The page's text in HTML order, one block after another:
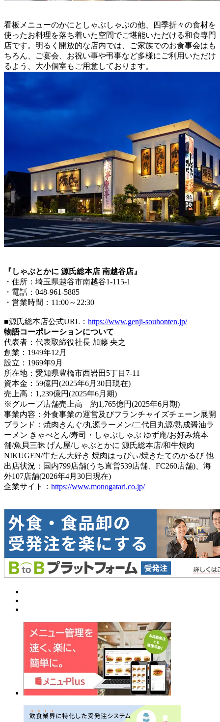
看板メニューのかにとしゃぶしゃぶの他、四季折々の食材を
使ったお料理を落ち着いた空間でご堪能いただける和食専門
店です。明るく開放的な店内では、ご家族でのお食事会はも
ちろん、ご宴会、お祝い事や弔事など多様にご利用いただけ
るよう、大小個室もご用意しております。
『しゃぶとかに 源氏総本店 南越谷店』
・住所：埼玉県越谷市南越谷1-115-1
・電話：048-961-5885
・営業時間：11:00～22:30
■源氏総本店公式URL： https://www.genji-souhonten.jp/
物語コーポレーションについて
代表者：代表取締役社長 加藤 央之
創業：1949年12月
設立：1969年9月
所在地：愛知県豊橋市西岩田5丁目7-11
資本金：59億円(2025年6月30日現在)
売上高：1,239億円(2025年6月期)
※グループ店舗売上高 約1,765億円(2025年6月期)
事業内容：外食事業の運営及びフランチャイズチェーン展開
ブランド：焼肉きんぐ/丸源ラーメン/二代目丸源/熟成醤油ラ
ーメン きゃべとん/寿司・しゃぶしゃぶ ゆず庵/お好み焼本
舗/魚貝三昧 げん屋/しゃぶとかに 源氏総本店/和牛焼肉
NIKUGEN/牛たん大好き 焼肉はっぴぃ/焼きたてのかるび 他
出店状況：国内799店舗(うち直営539店舗、FC260店舗)、海
外107店舗(2026年4月30日現在)
企業サイト： https://www.monogatari.co.jp/